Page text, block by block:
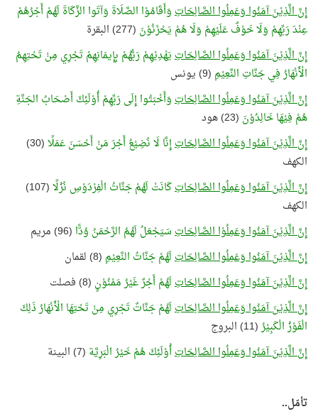
إِنَّ الَّذِيْنَ آمَنُوا وَعَمِلُوا الصَّالِحَاتِوَأَقَامُوْا الصَّلَاةَ وَآتَوا الزَّكَاةَ لَهُمْ أَجْرُهُمْ
عِنْدَ رَبِّهِمْ وَلَا خَوْفٌ عَلَيْهِمْ وَلَا هُمْ يَحْزَنُوْنَ (277) البقرة
إِنَّ الَّذِيْنَ آمَنُوا وَعَمِلُوا الصَّالِحَاتِيَهْدِيْهِمْ رَبُّهُمْ بِإِيمَانِهِمْ تَجْرِي مِنْ تَحْتِهِمُ
الْأَنْهَارُ فِي جَنَّاتِ النَّعِيْمِ (9) يونس
إِنَّ الَّذِيْنَ آمَنُوا وَعَمِلُوا الصَّالِحَاتِوَأَخْبَتُوا إِلَى رَبِّهِمْ أُوْلَئِكَ أَصْحَابُ الجَنَّةِ
هُمْ فِيْهَا خَالِدُوْنَ (23) هود
إِنَّ الَّذِيْنَ آمَنُوا وَعَمِلُوا الصَّالِحَاتِإِنَّا لَا نُضِيْعُ أَجْرَ مَنْ أَحْسَنَ عَمَلًا
(30)
الكهف
إِنَّ الَّذِيْنَ آمَنُوا وَعَمِلُوا الصَّالِحَاتِكَانَتْ لَهُمْ جَنَّاتُ الْفِرْدَوْسِ نُزُلًا
(107)
الكهف
إِنَّ الَّذِيْنَ آمَنُوا وَعَمِلُوْا الصَّالِحَاتِسَيَجْعَلُ لَهُمُ الرَّحْمَنُ وُدًّا (96) مريم
إِنَّ الَّذِيْنَ آمَنُوا وَعَمِلُوا الصَّالِحَاتِلَهُمْ جَنَّاتُ النَّعِيْمِ (8) لقمان
إِنَّ الَّذِيْنَ آمَنُوا وَعَمِلُوا الصَّالِحَاتِلَهُمْ أَجْرٌ غَيْرُ مَمْنُوْنٍ (8) فصلت
إِنَّ الَّذِيْنَ آمَنُوا وَعَمِلُوا الصَّالِحَاتِلَهُمْ جَنَّاتٌ تَجْرِي مِنْ تَحْتِهَا الْأَنْهَارُ ذَلِكَ
الْفَوْزُ الْكَبِيْرُ(11) البروج
إِنَّ الَّذِيْنَ آمَنُوا وَعَمِلُوا الصَّالِحَاتِأُوْلَئِكَ هُمْ خَيْرُ الْبَرِيَّة (7) البينة
تأمّل..